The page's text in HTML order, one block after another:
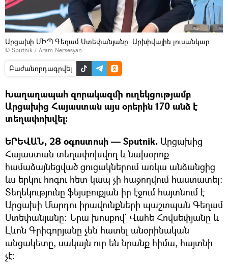
Արցախի ՄԻՊ Գեղամ Ստեփանյանը. Արխիվային լուսանկար
© Sputnik / Aram Nersesyan
Բաժանորդագրվել
Խաղաղապահ զորակազմի ուղեկցությամբ
Արցախից Հայաստան այս օրերին 170 անձ է
տեղափոխվել։
ԵՐԵՎԱՆ, 28 օգոստոսի — Sputnik. Արցախից
Հայաստան տեղափոխվող և նախօրոք
համաձայնեցված ցուցակներում առկա անձանցից
ևս երկու հոգու հետ կապ չի հաջողվում հաստատել։
Տեղեկությունը ֆեյսբուքյան իր էջում հայտնում է
Արցախի Մարդու իրավունքների պաշտպան Գեղամ
Ստեփանյանը։ Նրա խոսքով` Վահե Հովսեփյանը և
Լևոն Գրիգորյանը չեն հատել անօրինական
անցակետը, սակայն ուր են նրանք հիմա, հայտնի
չէ։